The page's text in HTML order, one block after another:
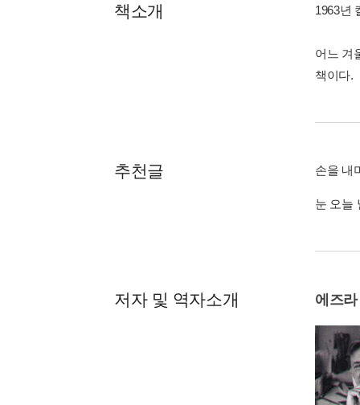
책소개 1963년
어느 겨
책이다.
추천글 손을 내
눈 오늘
저자 및 역자소개 에즈